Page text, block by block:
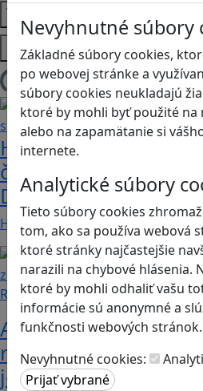
Nevyhnutné súbory
Základné súbory cookies,
po webovej stránke a
súbory cookies neukladajú
ktoré by mohli byť použité na
alebo na zapamätanie si
internete.
Analytické súbory
Tieto súbory cookies
tom, ako sa používa webová
ktoré stránky najčastejšie
narazili na chybové hlásenia.
ktoré by mohli odhaliť vašu
informácie sú anonymné a
funkčnosti webových stránok.
Nevyhnutné cookies:
Témy
Platformy
Načítam blogy
Heritage Quest AR:
časov, keď Rímska
Dunaj
Heritage Quest AR je mobilná
Recenzie
Ako ovplyvnil
rodinné vzťahy? To
je Helena?“.